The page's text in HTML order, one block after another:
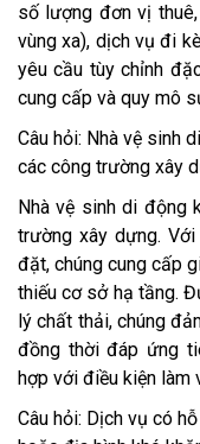
số lượng đơn vị
vùng xa), dịch vụ đi
yêu cầu tùy chỉnh
cung cấp và quy mô
Câu hỏi: Nhà vệ sinh
các công trường xây
Nhà vệ sinh di động
trường xây dựng.
đặt, chúng cung cấp
thiếu cơ sở hạ tầng.
lý chất thải, chúng
đồng thời đáp ứng
hợp với điều kiện làm
Câu hỏi: Dịch vụ có